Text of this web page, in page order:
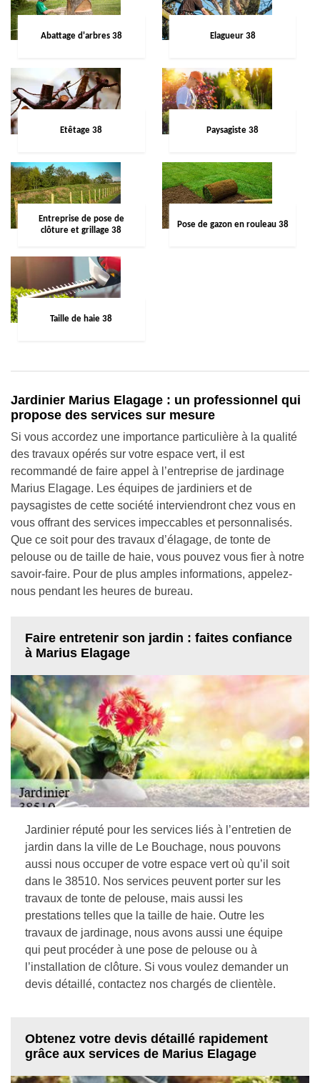
Abattage d'arbres 38 Elagueur 38
Etêtage 38 Paysagiste 38
Entreprise de pose de
clôture et grillage 38
Pose de gazon en rouleau 38
Taille de haie 38
Jardinier Marius Elagage : un professionnel qui
propose des services sur mesure
Si vous accordez une importance particulière à la qualité
des travaux opérés sur votre espace vert, il est
recommandé de faire appel à l’entreprise de jardinage
Marius Elagage. Les équipes de jardiniers et de
paysagistes de cette société interviendront chez vous en
vous offrant des services impeccables et personnalisés.
Que ce soit pour des travaux d’élagage, de tonte de
pelouse ou de taille de haie, vous pouvez vous fier à notre
savoir-faire. Pour de plus amples informations, appelez-
nous pendant les heures de bureau.
Faire entretenir son jardin : faites confiance
à Marius Elagage
Jardinier réputé pour les services liés à l’entretien de
jardin dans la ville de Le Bouchage, nous pouvons
aussi nous occuper de votre espace vert où qu’il soit
dans le 38510. Nos services peuvent porter sur les
travaux de tonte de pelouse, mais aussi les
prestations telles que la taille de haie. Outre les
travaux de jardinage, nous avons aussi une équipe
qui peut procéder à une pose de pelouse ou à
l’installation de clôture. Si vous voulez demander un
devis détaillé, contactez nos chargés de clientèle.
Obtenez votre devis détaillé rapidement
grâce aux services de Marius Elagage